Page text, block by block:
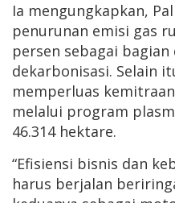
Ia mengungkapkan,
penurunan emisi gas
persen sebagai bagian
dekarbonisasi. Selain
memperluas
melalui program
46.314 hektare.
“Efisiensi bisnis dan
harus berjalan